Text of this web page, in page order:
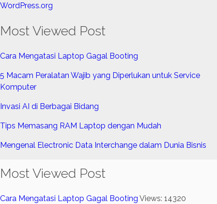
WordPress.org
Most Viewed Post
Cara Mengatasi Laptop Gagal Booting
5 Macam Peralatan Wajib yang Diperlukan untuk Service
Komputer
Invasi AI di Berbagai Bidang
Tips Memasang RAM Laptop dengan Mudah
Mengenal Electronic Data Interchange dalam Dunia Bisnis
Most Viewed Post
Cara Mengatasi Laptop Gagal Booting Views: 14320